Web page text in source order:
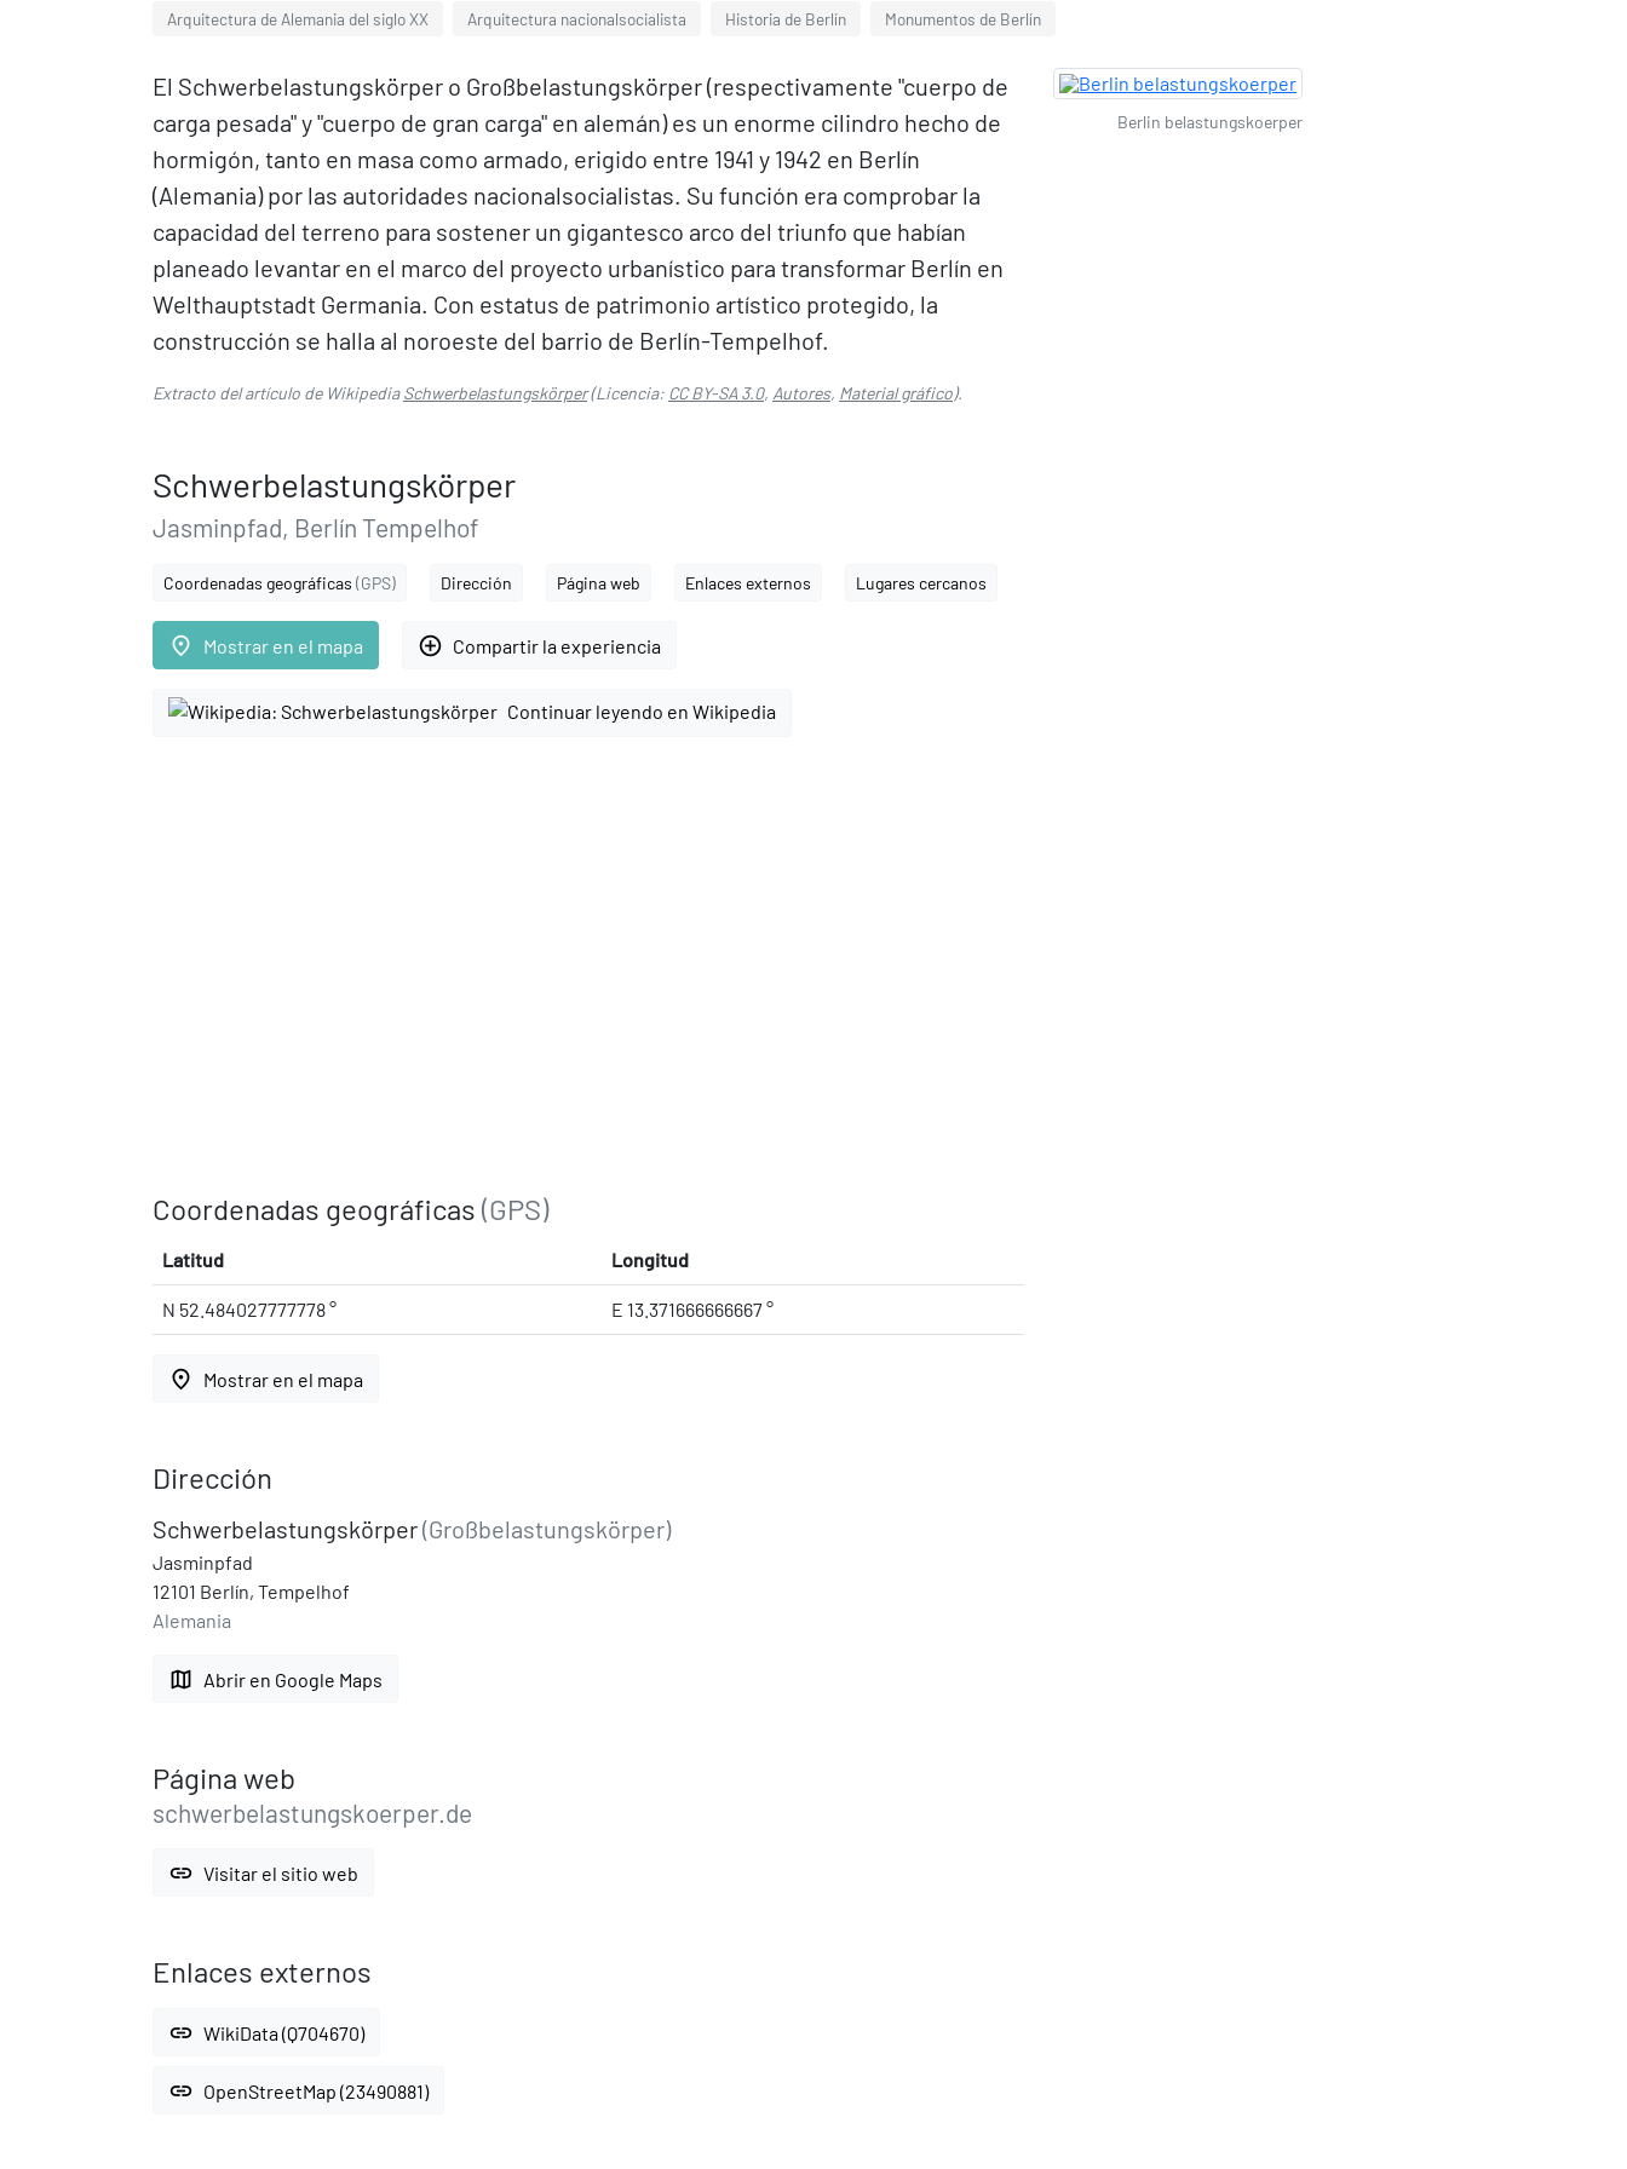
Arquitectura de Alemania del siglo XX Arquitectura nacionalsocialista Historia de Berlín Monumentos de Berlín
El Schwerbelastungskörper o Großbelastungskörper (respectivamente "cuerpo de
carga pesada" y "cuerpo de gran carga" en alemán) es un enorme cilindro hecho de
hormigón, tanto en masa como armado, erigido entre 1941 y 1942 en Berlín
(Alemania) por las autoridades nacionalsocialistas. Su función era comprobar la
capacidad del terreno para sostener un gigantesco arco del triunfo que habían
planeado levantar en el marco del proyecto urbanístico para transformar Berlín en
Welthauptstadt Germania. Con estatus de patrimonio artístico protegido, la
construcción se halla al noroeste del barrio de Berlín-Tempelhof.
Extracto del artículo de WikipediaSchwerbelastungskörper(Licencia: CC BY-SA 3.0, Autores, Material gráfico).
Schwerbelastungskörper
Jasminpfad, Berlín Tempelhof
Coordenadas geográficas (GPS) Dirección Página web Enlaces externos Lugares cercanos
place Mostrar en el mapa add_circle_outline Compartir la experiencia
Continuar leyendo en Wikipedia
Coordenadas geográficas (GPS)
Latitud Longitud
N 52.484027777778 ° E 13.371666666667 °
place Mostrar en el mapa
Dirección
Schwerbelastungskörper(Großbelastungskörper)
Jasminpfad
12101 Berlín, Tempelhof
Alemania
map Abrir en Google Maps
Página web
schwerbelastungskoerper.de
link Visitar el sitio web
Enlaces externos
link WikiData (Q704670)
link OpenStreetMap (23490881)
Berlin belastungskoerper